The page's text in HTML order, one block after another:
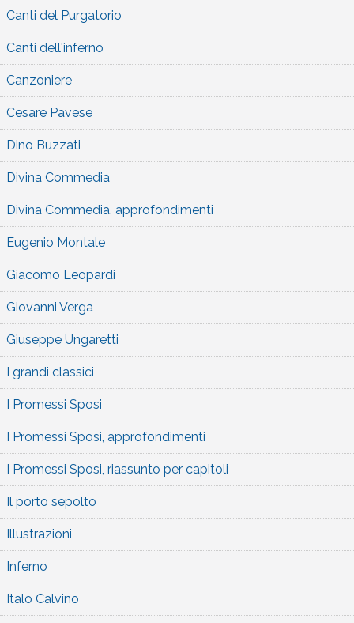
Canti del Purgatorio
Canti dell'inferno
Canzoniere
Cesare Pavese
Dino Buzzati
Divina Commedia
Divina Commedia, approfondimenti
Eugenio Montale
Giacomo Leopardi
Giovanni Verga
Giuseppe Ungaretti
I grandi classici
I Promessi Sposi
I Promessi Sposi, approfondimenti
I Promessi Sposi, riassunto per capitoli
Il porto sepolto
Illustrazioni
Inferno
Italo Calvino